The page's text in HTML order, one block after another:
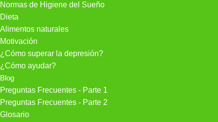
Normas de Higiene del Sueño
Dieta
Alimentos naturales
Motivación
¿Cómo superar la depresión?
¿Cómo ayudar?
Blog
Preguntas Frecuentes - Parte 1
Preguntas Frecuentes - Parte 2
Glosario